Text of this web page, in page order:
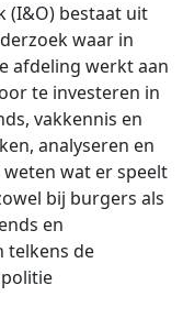
(I&O) bestaat uit
waar in
afdeling werkt aan
te investeren in
vakkennis en
analyseren en
weten wat er speelt
bij burgers als
en
telkens de